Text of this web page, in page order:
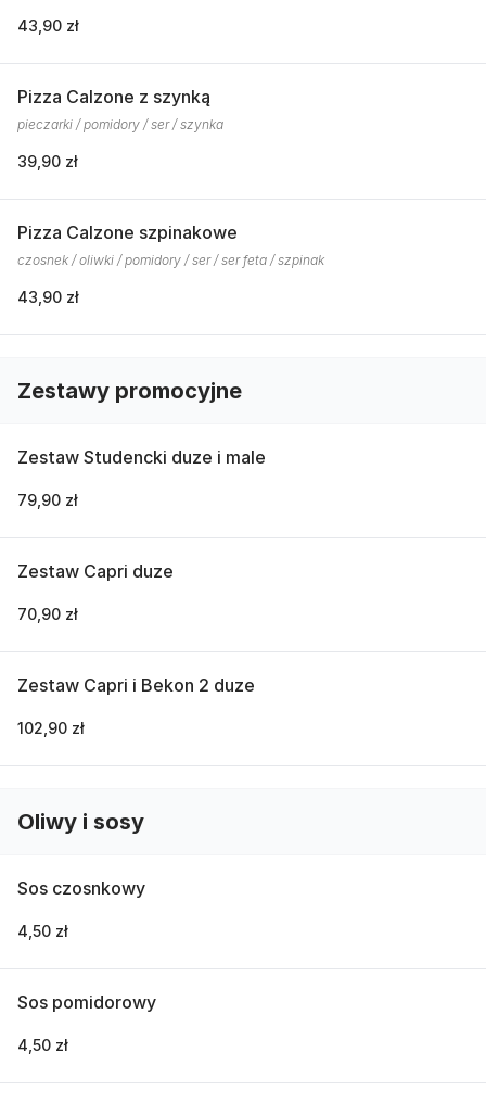
43,90 zł
Pizza Calzone z szynką
pieczarki / pomidory / ser / szynka
39,90 zł
Pizza Calzone szpinakowe
czosnek / oliwki / pomidory / ser / ser feta / szpinak
43,90 zł
Zestawy promocyjne
Zestaw Studencki duze i male
79,90 zł
Zestaw Capri duze
70,90 zł
Zestaw Capri i Bekon 2 duze
102,90 zł
Oliwy i sosy
Sos czosnkowy
4,50 zł
Sos pomidorowy
4,50 zł